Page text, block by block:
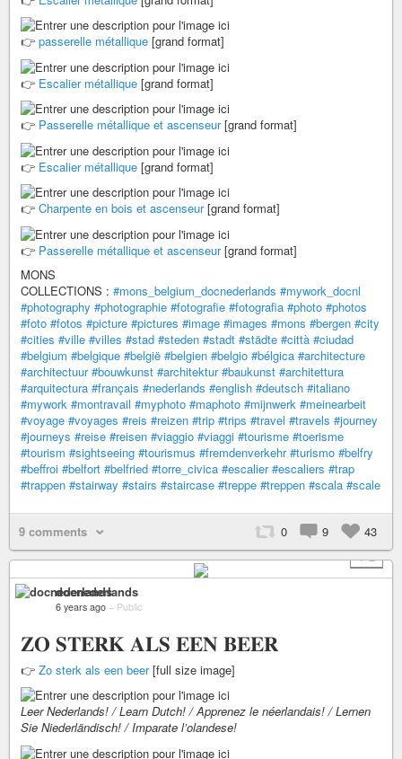
👉 passerelle métallique [grand format]
👉 Escalier métallique [grand format]
👉 Passerelle métallique et ascenseur[grand format]
👉 Escalier métallique [grand format]
👉 Charpente en bois et ascenseur[grand format]
👉 Passerelle métallique et ascenseur[grand format]
MONS
COLLECTIONS : #mons_belgium_docnederlands #mywork_docnl
#photography #photographie #fotografie #fotografia #photo #photos
#foto #fotos #picture #pictures #image #images #mons #bergen #city
#cities #ville #villes #stad #steden #stadt #städte #città #ciudad
#belgium #belgique #belgië #belgien #belgio #bélgica #architecture
#architectuur #bouwkunst #architektur #baukunst #architettura
#arquitectura #français #nederlands #english #deutsch #italiano
#mywork #montravail #myphoto #maphoto #mijnwerk #meinearbeit
#voyage #voyages #reis #reizen #trip #trips #travel #travels #journey
#journeys #reise #reisen #viaggio #viaggi #tourisme #toerisme
#tourism #sightseeing #tourismus #fremdenverkehr #turismo #belfry
#beffroi #belfort #belfried #torre_civica #escalier #escaliers #trap
#trappen #stairway #stairs #staircase #treppe #treppen #scala #scale
9 comments 0 9
43
+ 2
docnederlands
6 years ago – Public
𝐙𝐎 𝐒𝐓𝐄𝐑𝐊 𝐀𝐋𝐒 𝐄𝐄𝐍 𝐁𝐄𝐄𝐑
👉 Zo sterk als een beer[full size image]
Leer Nederlands! / Learn Dutch! / Apprenez le néerlandais! / Lernen
Sie Niederländisch! / Imparate l’olandese!